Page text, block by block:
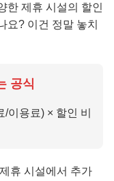
한 제휴 시설의 할인
요? 이건 정말 놓치
공식
이용료) × 할인 비
휴 시설에서 추가